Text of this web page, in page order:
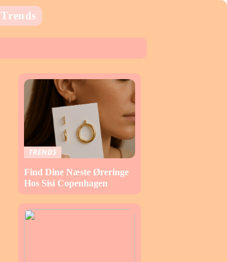
Trends
TRENDS
Find Dine Næste Øreringe
Hos Sisi Copenhagen